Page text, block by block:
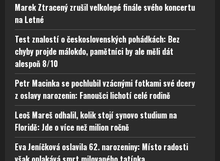
Marek Ztracený zrušil velkolepé finále svého koncertu
na Letné
Test znalostí o československých pohádkách: Bez
chyby projde málokdo, pamětníci by ale měli dát
alespoň 8/10
Petr Macinka se pochlubil vzácnými fotkami své dcery
z oslavy narozenin: Fanoušci lichotí celé rodině
Leoš Mareš odhalil, kolik stojí synovo studium na
Floridě: Jde o více než milion ročně
Eva Jeníčková oslavila 62. narozeniny: Místo radosti